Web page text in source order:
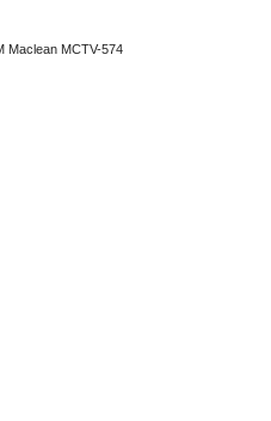
Maclean MCTV-574